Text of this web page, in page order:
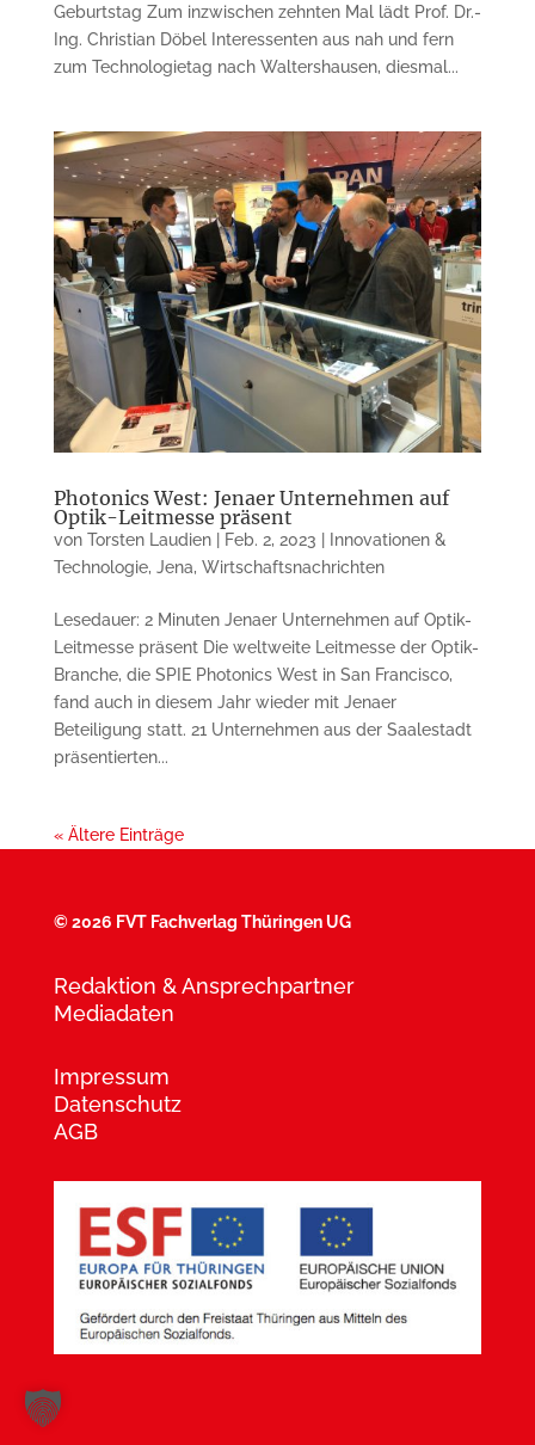
Geburtstag Zum inzwischen zehnten Mal lädt Prof. Dr.-
Ing. Christian Döbel Interessenten aus nah und fern
zum Techno­logietag nach Walters­hausen, diesmal...
Photonics West: Jenaer Unternehmen auf
Optik-Leitmesse präsent
von Torsten Laudien| Feb. 2, 2023
Innovationen &
Technologie, Jena, Wirtschaftsnachrichten
Lesedauer: 2 Minuten Jenaer Unternehmen auf Optik-
Leitmesse präsent Die weltweite Leitmesse der Optik-
Branche, die SPIE Photonics West in San Francisco,
fand auch in diesem Jahr wieder mit Jenaer
Beteiligung statt. 21 Unternehmen aus der Saalestadt
präsen­tierten...
« Ältere Einträge
©2026 FVT Fachverlag Thüringen UG
Redaktion & Ansprechpartner
Mediadaten
Impressum
Datenschutz
AGB